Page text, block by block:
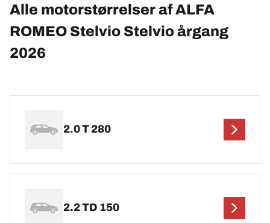
Alle motorstørrelser af ALFA
ROMEO Stelvio Stelvio årgang
2026
2.0 T 280
2.2 TD 150